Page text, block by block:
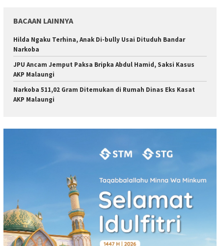
BACAAN LAINNYA
Hilda Ngaku Terhina, Anak Di-bully Usai Dituduh Bandar
Narkoba
JPU Ancam Jemput Paksa Bripka Abdul Hamid, Saksi Kasus
AKP Malaungi
Narkoba 511,02 Gram Ditemukan di Rumah Dinas Eks Kasat
AKP Malaungi